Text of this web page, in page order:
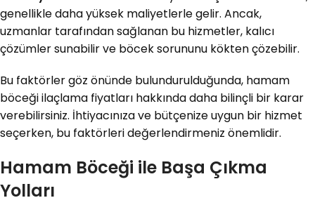
genellikle daha yüksek maliyetlerle gelir. Ancak,
uzmanlar tarafından sağlanan bu hizmetler, kalıcı
çözümler sunabilir ve böcek sorununu kökten çözebilir.
Bu faktörler göz önünde bulundurulduğunda, hamam
böceği ilaçlama fiyatları hakkında daha bilinçli bir karar
verebilirsiniz. İhtiyacınıza ve bütçenize uygun bir hizmet
seçerken, bu faktörleri değerlendirmeniz önemlidir.
Hamam Böceği ile Başa Çıkma
Yolları